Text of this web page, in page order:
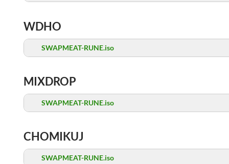
WDHO
SWAPMEAT-RUNE.iso
MIXDROP
SWAPMEAT-RUNE.iso
CHOMIKUJ
SWAPMEAT-RUNE.iso